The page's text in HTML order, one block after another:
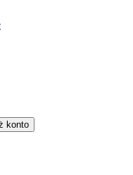
konto